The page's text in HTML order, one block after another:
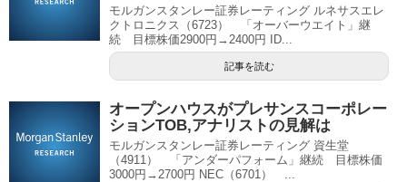
モルガンスタンレー証券レーティング ルネサスエレ
クトロニクス（6723） 「オーバーウエイト」継
続 目標株価2900円→2400円 ID...
記事を読む
オープンハウスがプレサンスコーポレー
ションTOB,アナリストの見解は
モルガンスタンレー証券レーティング 資生堂
（4911） 「アンダーパフォーム」継続 目標株価
3000円→2700円 NEC（6701） ...